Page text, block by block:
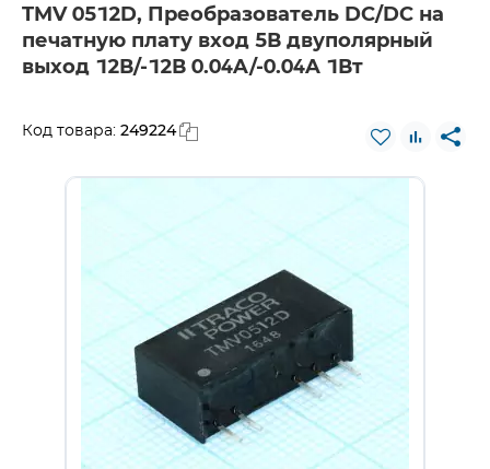
TMV 0512D, Преобразователь DC/DC на
печатную плату вход 5В двуполярный
выход 12В/-12В 0.04A/-0.04A 1Вт
Код товара: 249224